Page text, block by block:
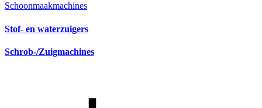
Schoonmaakmachines
Stof- en waterzuigers
Schrob-/Zuigmachines